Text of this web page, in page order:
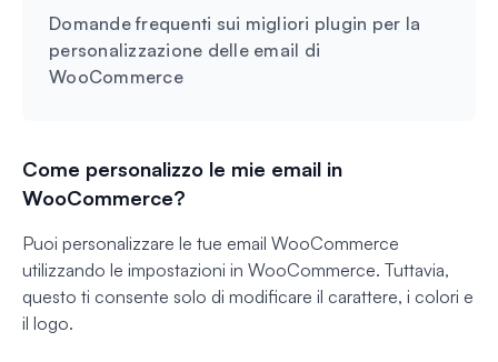
Domande frequenti sui migliori plugin per la
personalizzazione delle email di
WooCommerce
Come personalizzo le mie email in
WooCommerce?
Puoi personalizzare le tue email WooCommerce
utilizzando le impostazioni in WooCommerce. Tuttavia,
questo ti consente solo di modificare il carattere, i colori e
il logo.